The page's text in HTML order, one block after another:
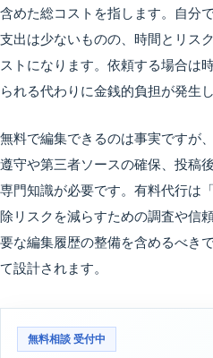
含めた総コストを指します。自分
支出は少ないものの、時間とリス
ストになります。依頼する場合は
られる代わりに金銭的負担が発生し
無料で編集できるのは事実ですが
遵守や第三者ソースの確保、投稿
専門知識が必要です。有料代行は
除リスクを減らすための調査や信
要な編集履歴の整備を含めるべき
て設計されます。
無料相談 受付中